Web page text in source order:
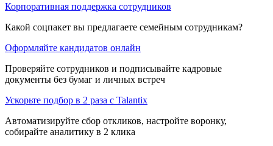
Корпоративная поддержка сотрудников
Какой соцпакет вы предлагаете семейным сотрудникам?
Оформляйте кандидатов онлайн
Проверяйте сотрудников и подписывайте кадровые
документы без бумаг и личных встреч
Ускорьте подбор в 2 раза с Talantix
Автоматизируйте сбор откликов, настройте воронку,
собирайте аналитику в 2 клика